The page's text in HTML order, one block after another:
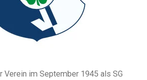
Verein im September 1945 als SG